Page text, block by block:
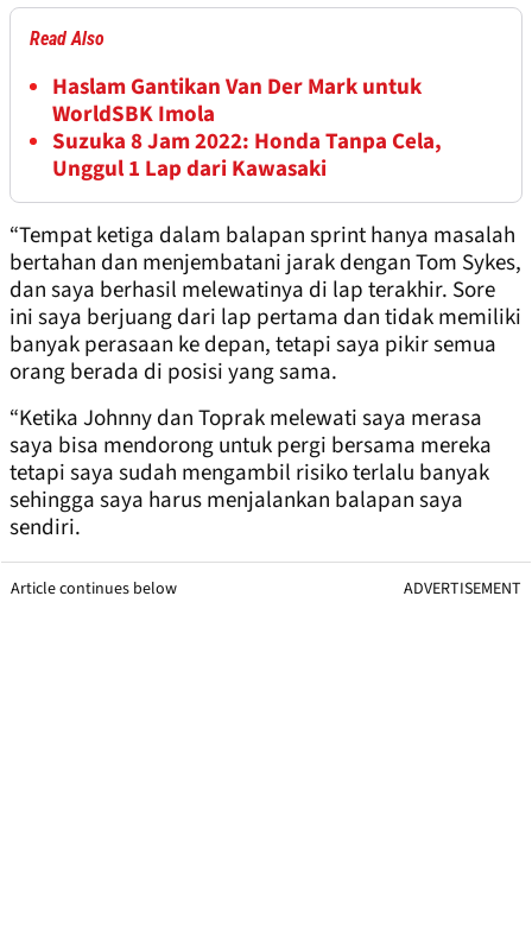
Read Also
Haslam Gantikan Van Der Mark untuk
WorldSBK Imola
Suzuka 8 Jam 2022: Honda Tanpa Cela,
Unggul 1 Lap dari Kawasaki
“Tempat ketiga dalam balapan sprint hanya masalah
bertahan dan menjembatani jarak dengan Tom Sykes,
dan saya berhasil melewatinya di lap terakhir. Sore
ini saya berjuang dari lap pertama dan tidak memiliki
banyak perasaan ke depan, tetapi saya pikir semua
orang berada di posisi yang sama.
“Ketika Johnny dan Toprak melewati saya merasa
saya bisa mendorong untuk pergi bersama mereka
tetapi saya sudah mengambil risiko terlalu banyak
sehingga saya harus menjalankan balapan saya
sendiri.
Article continues below ADVERTISEMENT